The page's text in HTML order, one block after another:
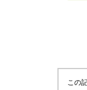
この